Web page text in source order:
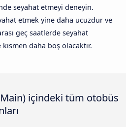
seyahat etmeyi deneyin.
etmek yine daha ucuzdur ve
geç saatlerde seyahat
daha boş olacaktır.
içindeki tüm otobüs